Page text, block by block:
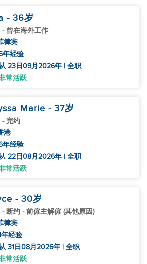
- 36岁
- 曾在海外工作
律宾
年经验
23日09月2026年 | 全职
常活跃
Marie - 37岁
- 完约
港
年经验
22日08月2026年 | 全职
常活跃
- 30岁
- 断约 - 前僱主解僱 (其他原因)
律宾
年经验
31日08月2026年 | 全职
常活跃